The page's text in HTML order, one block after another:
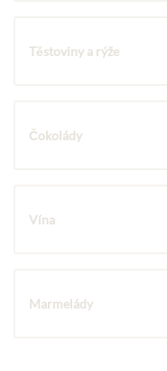
Těstoviny a rýže
Čokolády
Vína
Marmelády